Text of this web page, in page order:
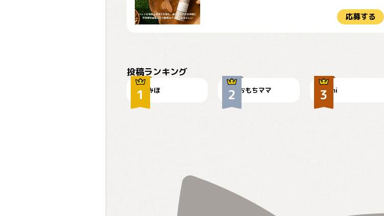
応募する
投稿ランキング
みほ おもちママ mi